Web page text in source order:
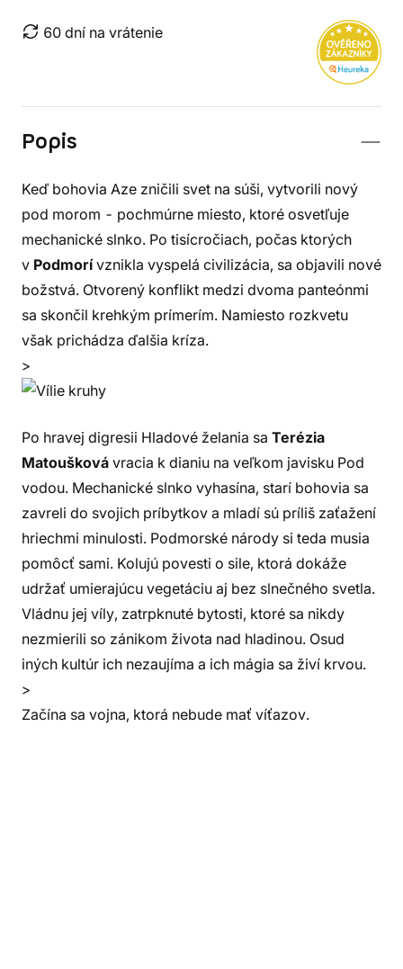
60 dní na vrátenie
Popis
Keď bohovia Aze zničili svet na súši, vytvorili nový
pod morom - pochmúrne miesto, ktoré osvetľuje
mechanické slnko. Po tisícročiach, počas ktorých
v Podmorívznikla vyspelá civilizácia, sa objavili nové
božstvá. Otvorený konflikt medzi dvoma panteónmi
sa skončil krehkým prímerím. Namiesto rozkvetu
však prichádza ďalšia kríza.
>
Po hravej digresii Hladové želania sa Terézia
Matoušková vracia k dianiu na veľkom javisku Pod
vodou. Mechanické slnko vyhasína, starí bohovia sa
zavreli do svojich príbytkov a mladí sú príliš zaťažení
hriechmi minulosti. Podmorské národy si teda musia
pomôcť sami. Kolujú povesti o sile, ktorá dokáže
udržať umierajúcu vegetáciu aj bez slnečného svetla.
Vládnu jej víly, zatrpknuté bytosti, ktoré sa nikdy
nezmierili so zánikom života nad hladinou. Osud
iných kultúr ich nezaujíma a ich mágia sa živí krvou.
>
Začína sa vojna, ktorá nebude mať víťazov.